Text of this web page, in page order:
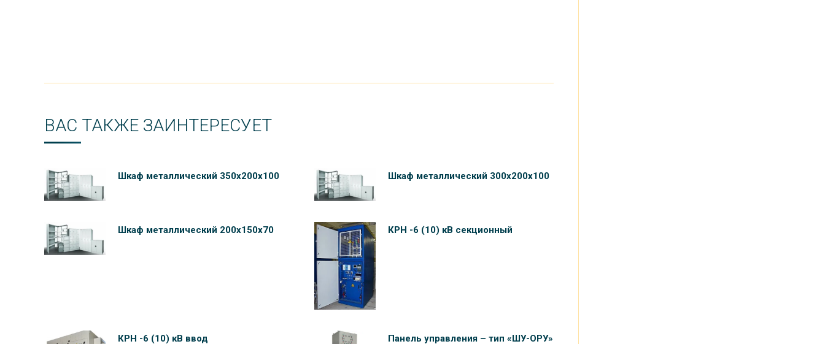
ВАС ТАКЖЕ ЗАИНТЕРЕСУЕТ
Шкаф металлический 350х200х100 Шкаф металлический 300х200х100
Шкаф металлический 200х150х70 КРН -6 (10) кВ секционный
КРН -6 (10) кВ ввод Панель управления – тип «ШУ-ОРУ»